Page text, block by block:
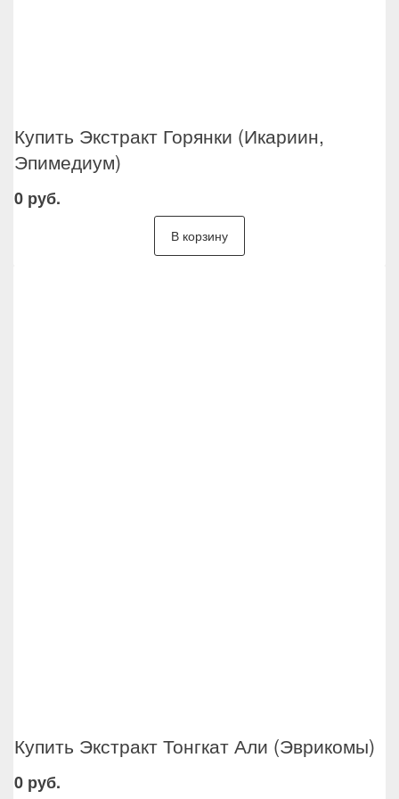
Купить Экстракт Горянки (Икариин,
Эпимедиум)
0 руб.
В корзину
Купить Экстракт Тонгкат Али (Эврикомы)
0 руб.